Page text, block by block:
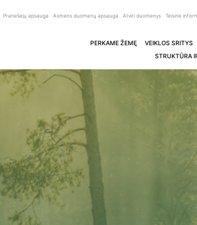
Pranešėjų apsauga Asmens duomenų apsauga Atviri duomenys Teisinė
PERKAME ŽEMĘ VEIKLOS SRITYS
STRUKTŪRA